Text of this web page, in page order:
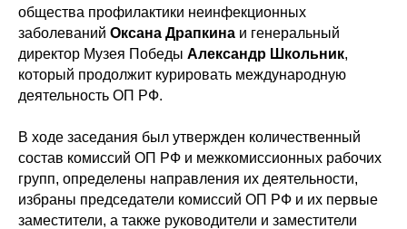
общества профилактики неинфекционных
заболеваний Оксана Драпкина и генеральный
директор Музея Победы Александр Школьник,
который продолжит курировать международную
деятельность ОП РФ.
В ходе заседания был утвержден количественный
состав комиссий ОП РФ и межкомиссионных рабочих
групп, определены направления их деятельности,
избраны председатели комиссий ОП РФ и их первые
заместители, а также руководители и заместители